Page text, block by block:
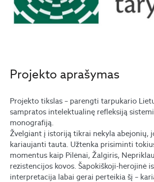
Projekto aprašymas
Projekto tikslas – parengti tarpukario
sampratos intelektualinę refleksiją
monografiją.
Žvelgiant į istoriją tikrai nekyla abejonių,
kariaujanti tauta. Užtenka prisiminti
momentus kaip Pilėnai, Žalgiris,
rezistencijos kovos. Šapokiškoji-herojinė
interpretacija labai gerai perteikia šį –